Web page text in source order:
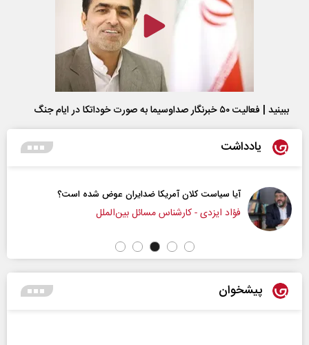
ببینید | فعالیت ۵۰ خبرنگار صداوسیما به صورت خوداتکا در ایام جنگ
یادداشت
عوض شده است؟ سازمان ملل بی‌بدیل نیست
محمدحسن زورق
پیشخوان